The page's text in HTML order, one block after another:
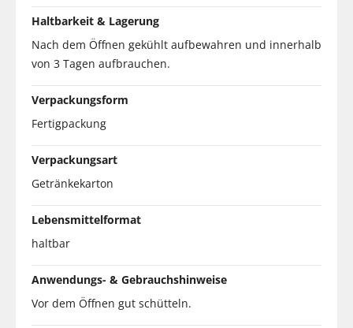
Haltbarkeit & Lagerung
Nach dem Öffnen gekühlt aufbewahren und innerhalb
von 3 Tagen aufbrauchen.
Verpackungsform
Fertigpackung
Verpackungsart
Getränkekarton
Lebensmittelformat
haltbar
Anwendungs- & Gebrauchshinweise
Vor dem Öffnen gut schütteln.